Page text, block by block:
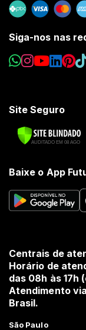
Siga-nos nas
Site Seguro
Baixe o App
Centrais de
Horário de
das 08h às 17h
Atendimento
Brasil.
São Paulo